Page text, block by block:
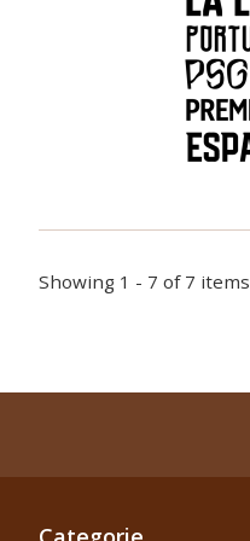
Showing 1 - 7 of 7 items